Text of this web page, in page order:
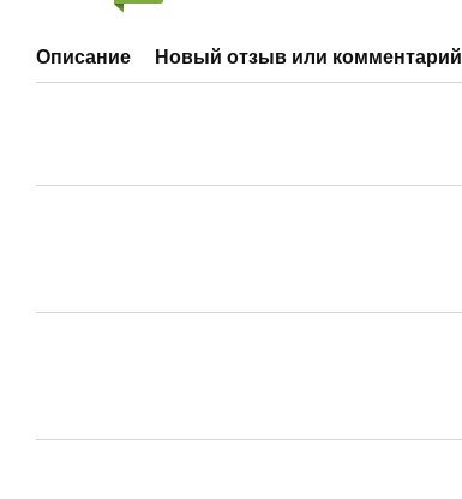
Описание Новый отзыв или комментарий